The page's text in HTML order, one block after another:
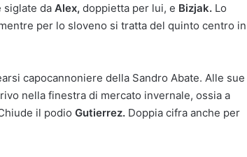
siglate da Alex, doppietta per lui, e Bizjak. Lo
per lo sloveno si tratta del quinto centro in
capocannoniere della Sandro Abate. Alle sue
nella finestra di mercato invernale, ossia a
il podio Gutierrez. Doppia cifra anche per